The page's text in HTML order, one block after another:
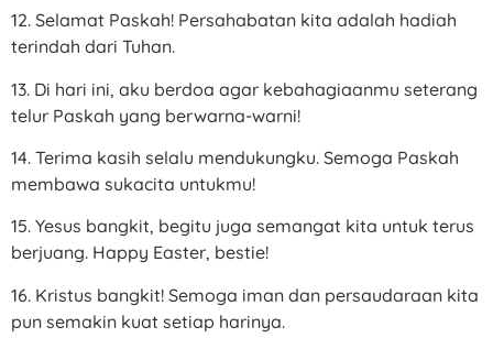
12. Selamat Paskah! Persahabatan kita adalah hadiah
terindah dari Tuhan.
13. Di hari ini, aku berdoa agar kebahagiaanmu seterang
telur Paskah yang berwarna-warni!
14. Terima kasih selalu mendukungku. Semoga Paskah
membawa sukacita untukmu!
15. Yesus bangkit, begitu juga semangat kita untuk terus
berjuang. Happy Easter, bestie!
16. Kristus bangkit! Semoga iman dan persaudaraan kita
pun semakin kuat setiap harinya.